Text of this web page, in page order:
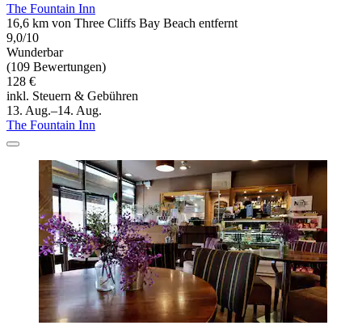
The Fountain Inn
16,6 km von Three Cliffs Bay Beach entfernt
9,0/10
Wunderbar
(109 Bewertungen)
128 €
inkl. Steuern & Gebühren
13. Aug.–14. Aug.
The Fountain Inn